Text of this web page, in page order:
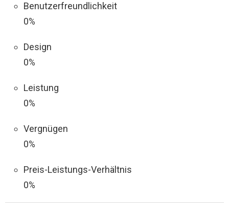
Benutzerfreundlichkeit
0%
Design
0%
Leistung
0%
Vergnügen
0%
Preis-Leistungs-Verhältnis
0%